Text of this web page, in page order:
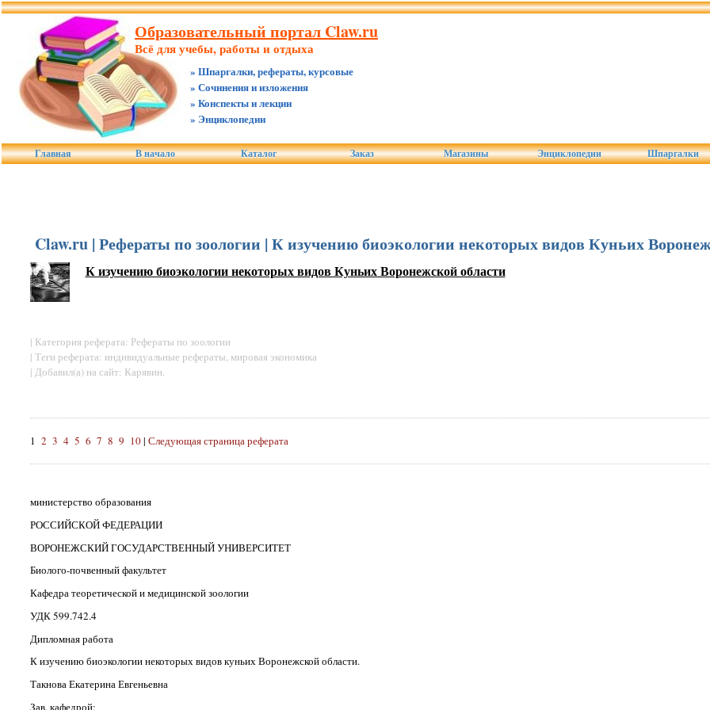
Образовательный портал Claw.ru
Всё для учебы, работы и отдыха
» Шпаргалки, рефераты, курсовые
» Сочинения и изложения
» Конспекты и лекции
» Энциклопедии
Главная В начало Каталог Заказ Магазины Энциклопедии Шпаргалки
Claw.ru | Рефераты по зоологии | К изучению биоэкологии некоторых видов Куньих
К изучению биоэкологии некоторых видов Куньих Воронежской области
| Категория реферата: Рефераты по зоологии
| Теги реферата: индивидуальные рефераты, мировая экономика
| Добавил(а) на сайт: Карявин.
1 2 3 4 5 6 7 8 9 10| Следующая страница реферата
министерство образования
РОССИЙСКОЙ ФЕДЕРАЦИИ
ВОРОНЕЖСКИЙ ГОСУДАРСТВЕННЫЙ УНИВЕРСИТЕТ
Биолого-почвенный факультет
Кафедра теоретической и медицинской зоологии
УДК 599.742.4
Дипломная работа
К изучению биоэкологии некоторых видов куньих Воронежской области.
Такнова Екатерина Евгеньевна
Зав. кафедрой: